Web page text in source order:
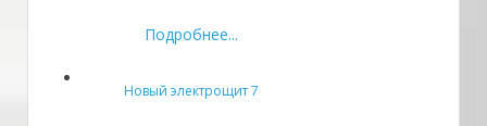
Подробнее...
Новый электрощит 7